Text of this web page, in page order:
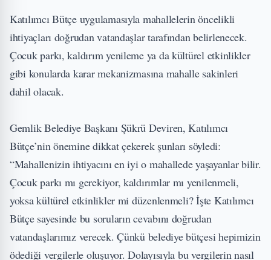
Katılımcı Bütçe uygulamasıyla mahallelerin öncelikli
ihtiyaçları doğrudan vatandaşlar tarafından belirlenecek.
Çocuk parkı, kaldırım yenileme ya da kültürel etkinlikler
gibi konularda karar mekanizmasına mahalle sakinleri
dahil olacak.
Gemlik Belediye Başkanı Şükrü Deviren, Katılımcı
Bütçe’nin önemine dikkat çekerek şunları söyledi:
“Mahallenizin ihtiyacını en iyi o mahallede yaşayanlar bilir.
Çocuk parkı mı gerekiyor, kaldırımlar mı yenilenmeli,
yoksa kültürel etkinlikler mi düzenlenmeli? İşte Katılımcı
Bütçe sayesinde bu soruların cevabını doğrudan
vatandaşlarımız verecek. Çünkü belediye bütçesi hepimizin
ödediği vergilerle oluşuyor. Dolayısıyla bu vergilerin nasıl